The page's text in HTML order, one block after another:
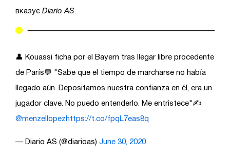
вказує Diario AS
👤 Kouassi ficha por el Bayern tras llegar libre procedente
de París💬 "Sabe que el tiempo de marcharse no había
llegado aún. Depositamos nuestra confianza en él, era un
jugador clave. No puedo entenderlo. Me entristece"✍️
@menzellopez https://t.co/fpqL7eas8q
— Diario AS (@diarioas) June 30, 2020